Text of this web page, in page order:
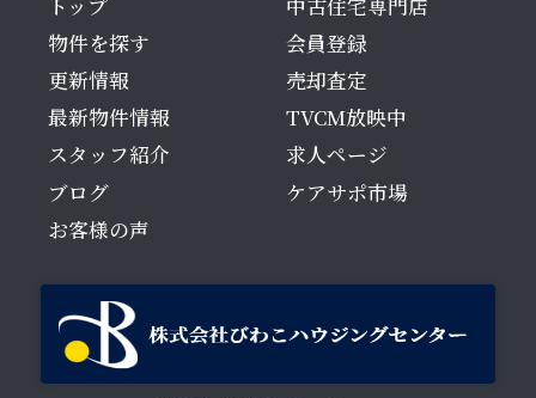
物件を探す
更新情報
最新物件情報
スタッフ紹介
ブログ
お客様の声
会員登録
売却査定
TVCM放映中
求人ページ
ケアサポ市場